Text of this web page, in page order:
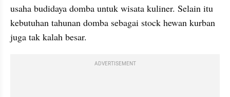
usaha budidaya domba untuk wisata kuliner. Selain itu
kebutuhan tahunan domba sebagai stock hewan kurban
juga tak kalah besar.
ADVERTISEMENT